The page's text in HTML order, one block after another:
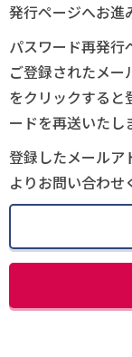
発行ページへお進
パスワード再発行
ご登録されたメー
をクリックする
ードを再送いたし
登録したメールア
よりお問い合わせ